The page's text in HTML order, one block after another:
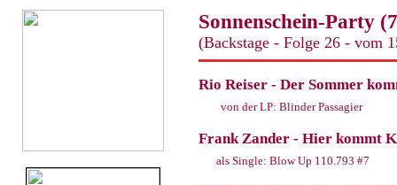
Sonnenschein-Party
(Backstage - Folge 26 - vom
Rio Reiser - Der Sommer
von der LP: Blinder Passagier
Frank Zander - Hier kommt
als Single: Blow Up 110.793 #7